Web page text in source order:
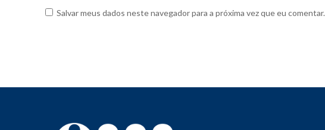
Salvar meus dados neste navegador para a próxima vez que eu comentar.